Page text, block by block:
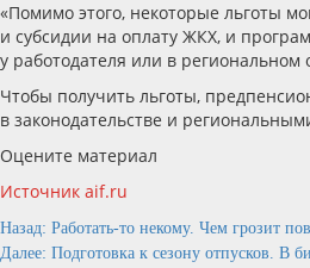
«Помимо этого, некоторые льготы
и субсидии на оплату ЖКХ, и
у работодателя или в региональном
Чтобы получить льготы,
в законодательстве и
Оцените материал
Источник aif.ru
Продолжить
Назад: Работать-то некому. Чем грозит
Далее: Подготовка к сезону отпусков. В